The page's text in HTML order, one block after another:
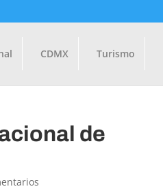
CDMX Turismo
de